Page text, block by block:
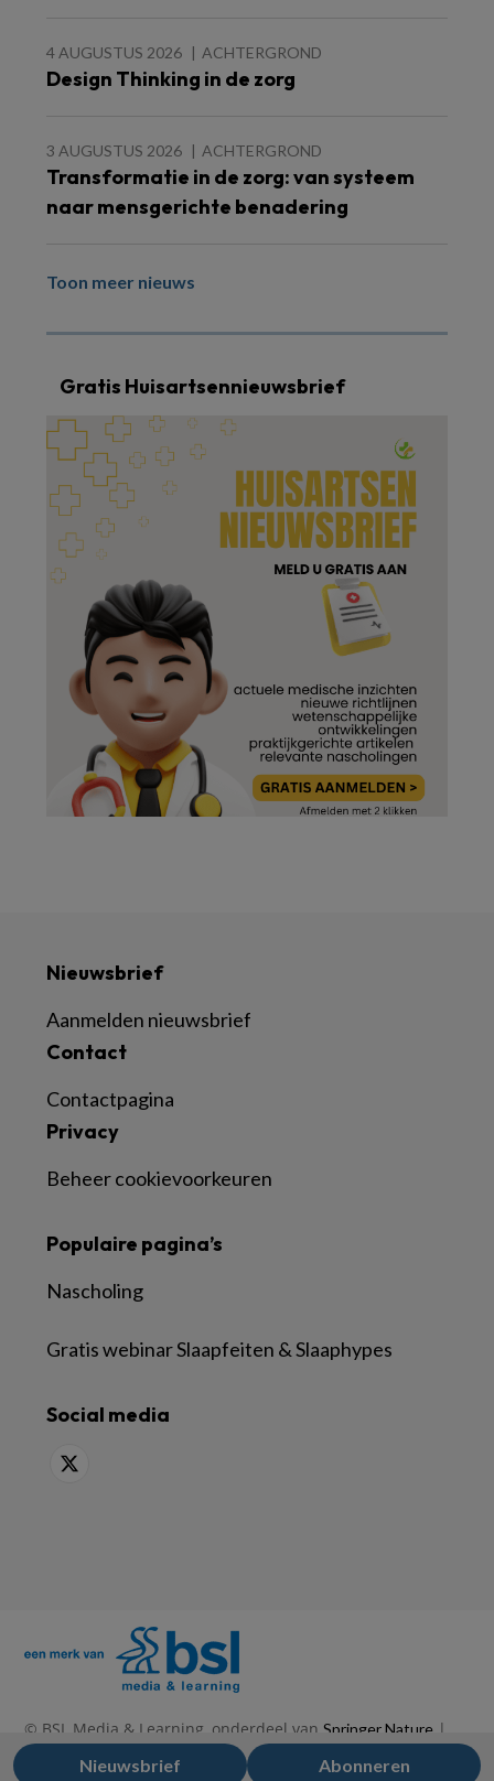
4 AUGUSTUS 2026 ACHTERGROND
Design Thinking in de zorg
3 AUGUSTUS 2026 ACHTERGROND
Transformatie in de zorg: van systeem
naar mensgerichte benadering
Toon meer nieuws
Gratis Huisartsennieuwsbrief
Nieuwsbrief
Aanmelden nieuwsbrief
Contact
Contactpagina
Privacy
Beheer cookievoorkeuren
Populaire pagina’s
Nascholing
Gratis webinar Slaapfeiten & Slaaphypes
Social media
© BSL Media & Learning, onderdeel van Springer Nature |
Privacy Statement | Disclaimer|Voorwaarden
Nieuwsbrief Abonneren